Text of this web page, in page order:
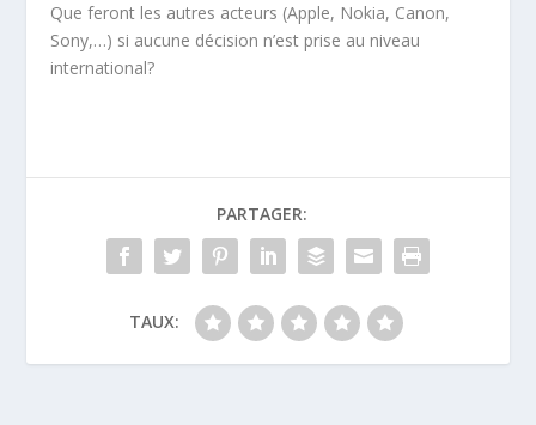
Que feront les autres acteurs (Apple, Nokia, Canon,
Sony,…) si aucune décision n’est prise au niveau
international?
PARTAGER:
TAUX: